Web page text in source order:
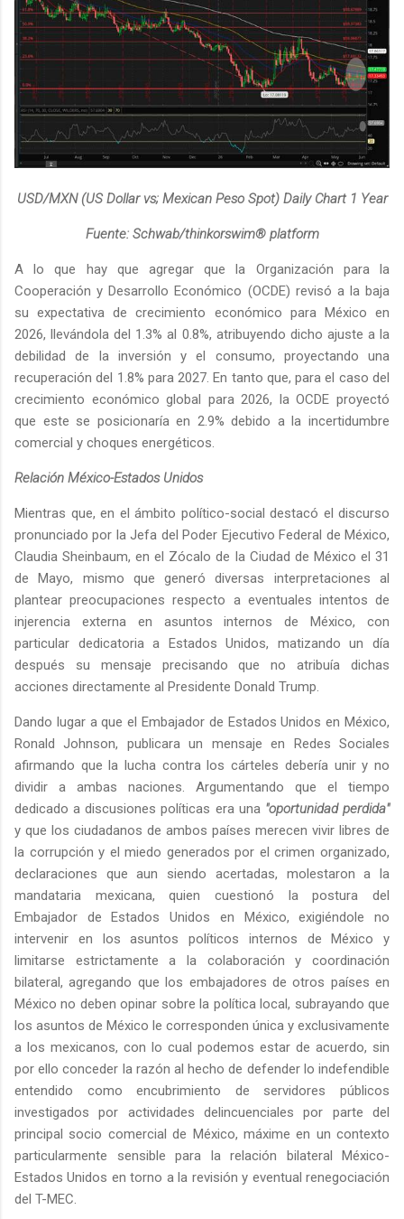
USD/MXN (US Dollar vs; Mexican Peso Spot) Daily Chart 1 Year
Fuente: Schwab/thinkorswim® platform
A lo que hay que agregar que la Organización para la
Cooperación y Desarrollo Económico (OCDE) revisó a la baja
su expectativa de crecimiento económico para México en
2026, llevándola del 1.3% al 0.8%, atribuyendo dicho ajuste a la
debilidad de la inversión y el consumo, proyectando una
recuperación del 1.8% para 2027. En tanto que, para el caso del
crecimiento económico global para 2026, la OCDE proyectó
que este se posicionaría en 2.9% debido a la incertidumbre
comercial y choques energéticos.
Relación México-Estados Unidos
Mientras que, en el ámbito político-social destacó el discurso
pronunciado por la Jefa del Poder Ejecutivo Federal de México,
Claudia Sheinbaum, en el Zócalo de la Ciudad de México el 31
de Mayo, mismo que generó diversas interpretaciones al
plantear preocupaciones respecto a eventuales intentos de
injerencia externa en asuntos internos de México, con
particular dedicatoria a Estados Unidos, matizando un día
después su mensaje precisando que no atribuía dichas
acciones directamente al Presidente Donald Trump.
Dando lugar a que el Embajador de Estados Unidos en México,
Ronald Johnson, publicara un mensaje en Redes Sociales
afirmando que la lucha contra los cárteles debería unir y no
dividir a ambas naciones. Argumentando que el tiempo
dedicado a discusiones políticas era una "oportunidad perdida"
y que los ciudadanos de ambos países merecen vivir libres de
la corrupción y el miedo generados por el crimen organizado,
declaraciones que aun siendo acertadas, molestaron a la
mandataria mexicana, quien cuestionó la postura del
Embajador de Estados Unidos en México, exigiéndole no
intervenir en los asuntos políticos internos de México y
limitarse estrictamente a la colaboración y coordinación
bilateral, agregando que los embajadores de otros países en
México no deben opinar sobre la política local, subrayando que
los asuntos de México le corresponden única y exclusivamente
a los mexicanos, con lo cual podemos estar de acuerdo, sin
por ello conceder la razón al hecho de defender lo indefendible
entendido como encubrimiento de servidores públicos
investigados por actividades delincuenciales por parte del
principal socio comercial de México, máxime en un contexto
particularmente sensible para la relación bilateral México-
Estados Unidos en torno a la revisión y eventual renegociación
del T-MEC.